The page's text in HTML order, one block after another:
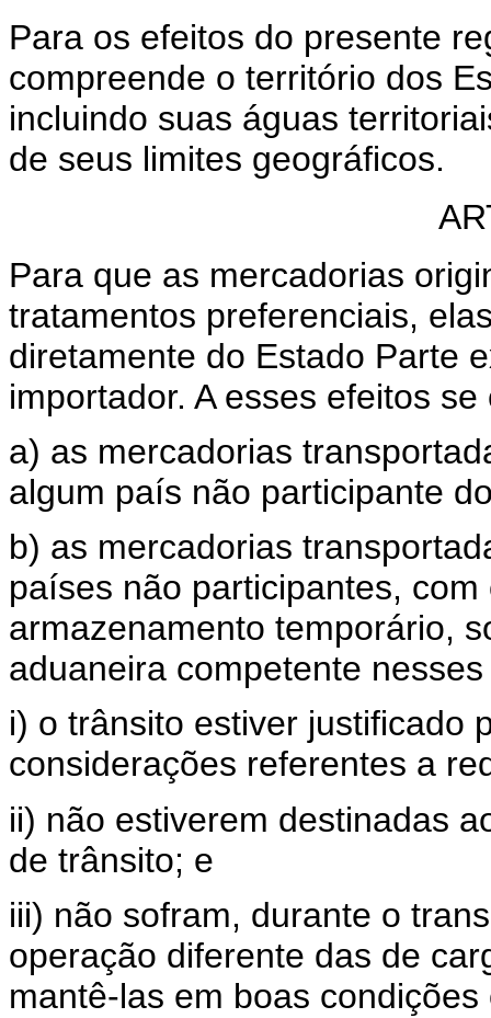
Para os efeitos do presente
compreende o território dos
incluindo suas águas
de seus limites geográficos.
Para que as mercadorias
tratamentos preferenciais,
diretamente do Estado Parte
importador. A esses efeitos
a) as mercadorias
algum país não participante
b) as mercadorias
países não participantes,
armazenamento temporário,
aduaneira competente
i) o trânsito estiver justificado
considerações referentes a
ii) não estiverem destinadas
de trânsito; e
iii) não sofram, durante o
operação diferente das de
mantê-las em boas